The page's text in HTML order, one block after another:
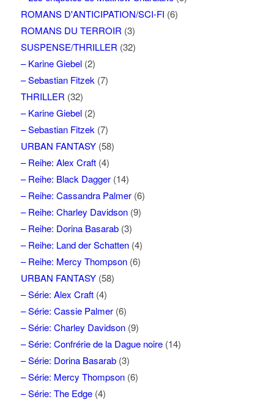
ROMANS D'ANTICIPATION/SCI-FI (6)
ROMANS DU TERROIR (3)
SUSPENSE/THRILLER (32)
– Karine Giebel(2)
– Sebastian Fitzek (7)
THRILLER (32)
– Karine Giebel(2)
– Sebastian Fitzek (7)
URBAN FANTASY(58)
– Reihe: Alex Craft(4)
– Reihe: Black Dagger(14)
– Reihe: Cassandra Palmer(6)
– Reihe: Charley Davidson(9)
– Reihe: Dorina Basarab(3)
– Reihe: Land der Schatten(4)
– Reihe: Mercy Thompson(6)
URBAN FANTASY(58)
– Série: Alex Craft(4)
– Série: Cassie Palmer(6)
– Série: Charley Davidson(9)
– Série: Confrérie de la Dague noire(14)
– Série: Dorina Basarab(3)
– Série: Mercy Thompson(6)
– Série: The Edge(4)